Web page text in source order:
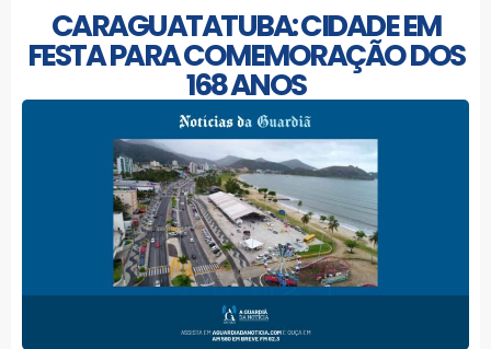
CARAGUATATUBA: CIDADE EM
FESTA PARA COMEMORAÇÃO DOS
168 ANOS